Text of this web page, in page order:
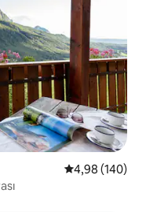
5 üzerinden
4,98 (140)